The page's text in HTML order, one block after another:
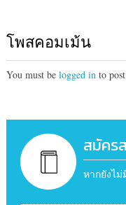
โพสคอมเม้น
You must be logged into post
สมัคร
หากยังไ